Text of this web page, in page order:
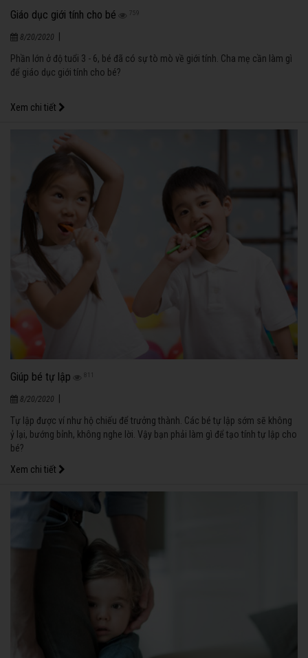
Giáo dục giới tính cho bé 759
8/20/2020
Phần lớn ở độ tuổi 3 - 6, bé đã có sự tò mò về giới tính. Cha mẹ cần làm gì
để giáo dục giới tính cho bé?
Xem chi tiết
Giúp bé tự lập 811
8/20/2020
Tự lập được ví như hộ chiếu để trưởng thành. Các bé tự lập sớm sẽ không
ỷ lại, bướng bỉnh, không nghe lời. Vậy bạn phải làm gì để tạo tính tự lập cho
bé?
Xem chi tiết